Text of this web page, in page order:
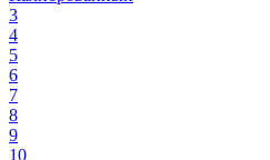
3
4
5
6
7
8
9
10